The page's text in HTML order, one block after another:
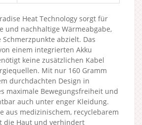
Heat Technology sorgt für
und nachhaltige Wärmeabgabe,
abzielt. Das
einem integrierten Akku
keine zusätzlichen Kabel
Mit nur 160 Gramm
durchdachten Design in
maximale Bewegungsfreiheit und
auch unter enger Kleidung.
aus medizinischem, recyclebarem
die Haut und verhindert